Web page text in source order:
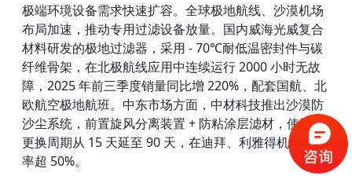
极端环境设备需求快速扩容。全球极地航线、沙漠机场
布局加速，推动专用过滤设备放量。国内威海光威复合
材料研发的极地过滤器，采用 - 70℃耐低温密封件与碳
纤维骨架，在北极航线应用中连续运行 2000 小时无故
障，2025 年前三季度销量同比增 220%，配套国航、北
欧航空极地航班。中东市场方面，中材科技推出沙漠防
沙尘系统，前置旋风分离装置 + 防粘涂层滤材，使滤芯
更换周期从 15 天延至 90 天，在迪拜、利雅得机场市占
率超 50%。